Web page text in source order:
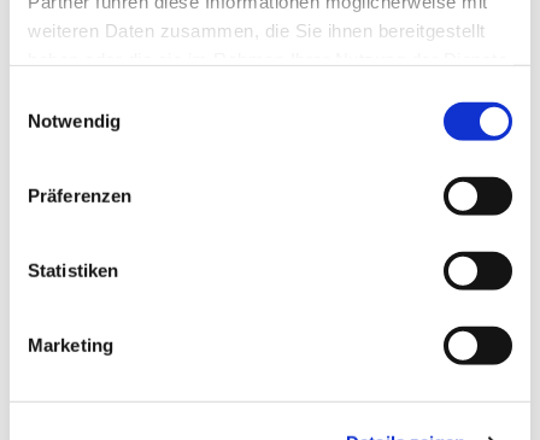
weiteren Daten zusammen, die Sie ihnen bereitgestellt
Notwendig
Präferenzen
Statistiken
Marketing
Dies könnte Sie auch